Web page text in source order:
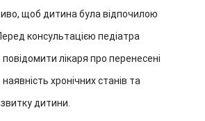
щоб дитина була відпочилою
консультацією педіатра
лікаря про перенесені
хронічних станів та
дитини.